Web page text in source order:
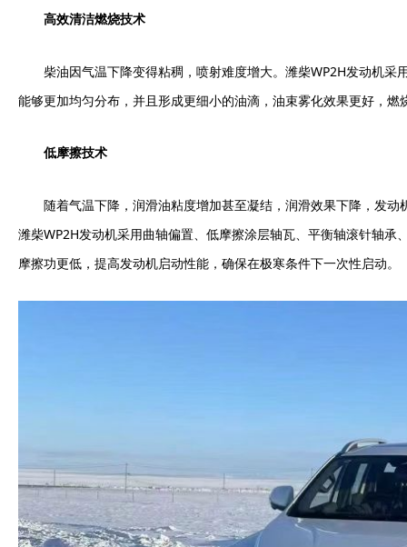
高效清洁燃烧技术
柴油因气温下降变得粘稠，喷射难度增大。潍柴WP2H发动机
能够更加均匀分布，并且形成更细小的油滴，油束雾化效果更好，
低摩擦技术
随着气温下降，润滑油粘度增加甚至凝结，润滑效果下降，发
潍柴WP2H发动机采用曲轴偏置、低摩擦涂层轴瓦、平衡轴滚针轴
摩擦功更低，提高发动机启动性能，确保在极寒条件下一次性启动。